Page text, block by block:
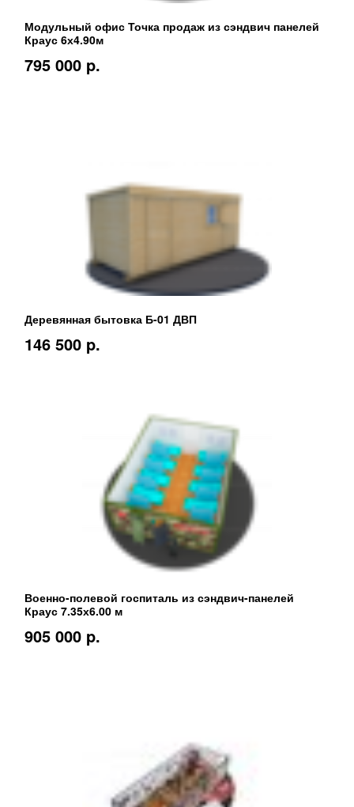
Модульный офис Точка продаж из сэндвич панелей
Краус 6х4.90м
795 000 p.
Деревянная бытовка Б-01 ДВП
146 500 p.
Военно-полевой госпиталь из сэндвич-панелей
Краус 7.35х6.00 м
905 000 p.